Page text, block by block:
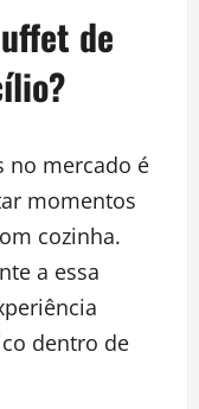
de
no mercado é
momentos
cozinha.
a essa
dentro de